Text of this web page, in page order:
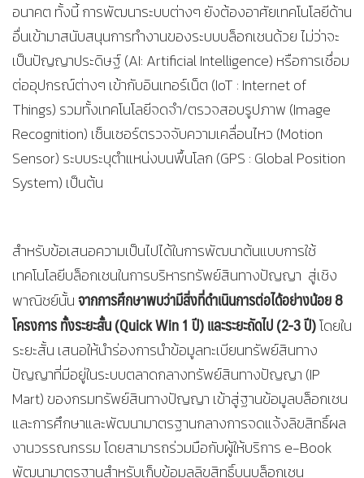
อนาคต ทั้งนี้ การพัฒนาระบบต่างๆ ยังต้องอาศัยเทคโนโลยีด้าน
อื่นเข้ามาสนับสนุนการทำงานของระบบบล็อกเชนด้วย ไม่ว่าจะ
เป็นปัญญาประดิษฐ์ (AI: Artificial Intelligence) หรือการเชื่อม
ต่ออุปกรณ์ต่างๆ เข้ากับอินเทอร์เน็ต (IoT : Internet of
Things) รวมทั้งเทคโนโลยีจดจำ/ตรวจสอบรูปภาพ (Image
Recognition) เซ็นเซอร์ตรวจจับความเคลื่อนไหว (Motion
Sensor) ระบบระบุตำแหน่งบนพื้นโลก (GPS : Global Position
System) เป็นต้น
สำหรับข้อเสนอความเป็นไปได้ในการพัฒนาต้นแบบการใช้
เทคโนโลยีบล็อกเชนในการบริหารทรัพย์สินทางปัญญา สู่เชิง
พาณิชย์นั้นจากการศึกษาพบว่ามีสิ่งที่ดำเนินการต่อได้อย่างน้อย 8
โครงการ ทั้งระยะสั้น (Quick Win 1 ปี)และระยะถัดไป (2-3 ปี)โดยใน
ระยะสั้น เสนอให้นำร่องการนำข้อมูลทะเบียนทรัพย์สินทาง
ปัญญาที่มีอยู่ในระบบตลาดกลางทรัพย์สินทางปัญญา (IP
Mart) ของกรมทรัพย์สินทางปัญญา เข้าสู่ฐานข้อมูลบล็อกเชน
และการศึกษาและพัฒนามาตรฐานกลางการจดแจ้งลิขสิทธิ์ผล
งานวรรณกรรม โดยสามารถร่วมมือกับผู้ให้บริการ e-Book
พัฒนามาตรฐานสำหรับเก็บข้อมูลลิขสิทธิ์บนบล็อกเชน